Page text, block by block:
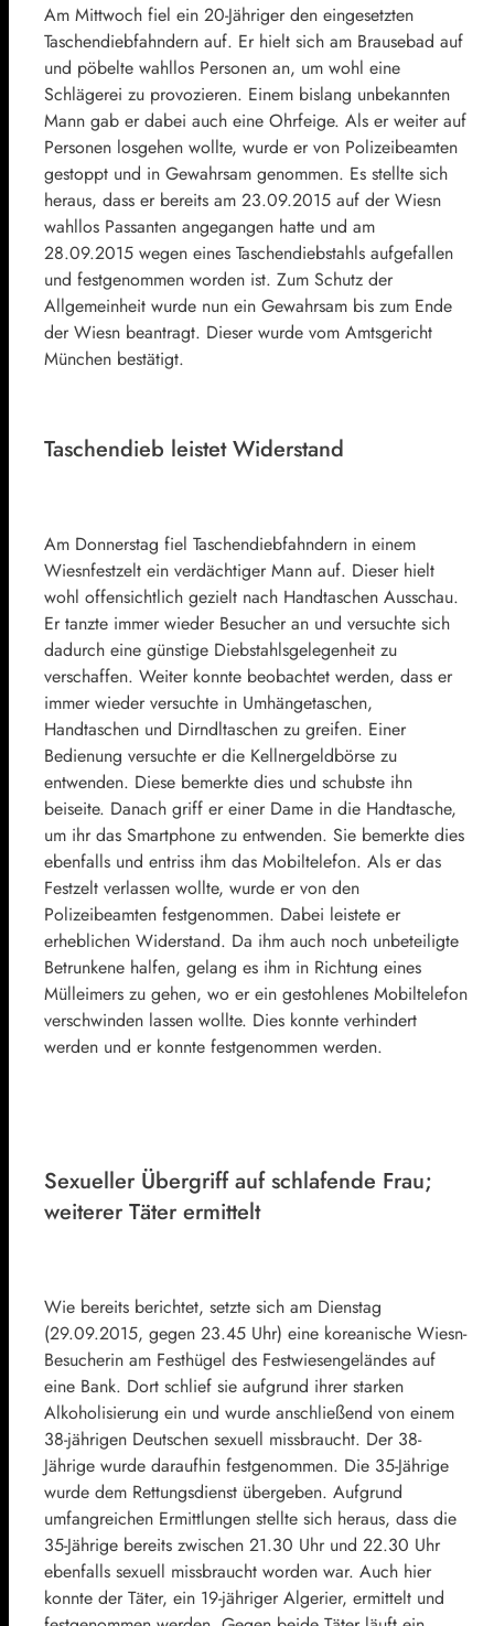
Am Mittwoch fiel ein 20-Jähriger den eingesetzten
Taschendiebfahndern auf. Er hielt sich am Brausebad auf
und pöbelte wahllos Personen an, um wohl eine
Schlägerei zu provozieren. Einem bislang unbekannten
Mann gab er dabei auch eine Ohrfeige. Als er weiter auf
Personen losgehen wollte, wurde er von Polizeibeamten
gestoppt und in Gewahrsam genommen. Es stellte sich
heraus, dass er bereits am 23.09.2015 auf der Wiesn
wahllos Passanten angegangen hatte und am
28.09.2015 wegen eines Taschendiebstahls aufgefallen
und festgenommen worden ist. Zum Schutz der
Allgemeinheit wurde nun ein Gewahrsam bis zum Ende
der Wiesn beantragt. Dieser wurde vom Amtsgericht
München bestätigt.
Taschendieb leistet Widerstand
Am Donnerstag fiel Taschendiebfahndern in einem
Wiesnfestzelt ein verdächtiger Mann auf. Dieser hielt
wohl offensichtlich gezielt nach Handtaschen Ausschau.
Er tanzte immer wieder Besucher an und versuchte sich
dadurch eine günstige Diebstahlsgelegenheit zu
verschaffen. Weiter konnte beobachtet werden, dass er
immer wieder versuchte in Umhängetaschen,
Handtaschen und Dirndltaschen zu greifen. Einer
Bedienung versuchte er die Kellnergeldbörse zu
entwenden. Diese bemerkte dies und schubste ihn
beiseite. Danach griff er einer Dame in die Handtasche,
um ihr das Smartphone zu entwenden. Sie bemerkte dies
ebenfalls und entriss ihm das Mobiltelefon. Als er das
Festzelt verlassen wollte, wurde er von den
Polizeibeamten festgenommen. Dabei leistete er
erheblichen Widerstand. Da ihm auch noch unbeteiligte
Betrunkene halfen, gelang es ihm in Richtung eines
Mülleimers zu gehen, wo er ein gestohlenes Mobiltelefon
verschwinden lassen wollte. Dies konnte verhindert
werden und er konnte festgenommen werden.
Sexueller Übergriff auf schlafende Frau;
weiterer Täter ermittelt
Wie bereits berichtet, setzte sich am Dienstag
(29.09.2015, gegen 23.45 Uhr) eine koreanische Wiesn-
Besucherin am Festhügel des Festwiesengeländes auf
eine Bank. Dort schlief sie aufgrund ihrer starken
Alkoholisierung ein und wurde anschließend von einem
38-jährigen Deutschen sexuell missbraucht. Der 38-
Jährige wurde daraufhin festgenommen. Die 35-Jährige
wurde dem Rettungsdienst übergeben. Aufgrund
umfangreichen Ermittlungen stellte sich heraus, dass die
35-Jährige bereits zwischen 21.30 Uhr und 22.30 Uhr
ebenfalls sexuell missbraucht worden war. Auch hier
konnte der Täter, ein 19-jähriger Algerier, ermittelt und